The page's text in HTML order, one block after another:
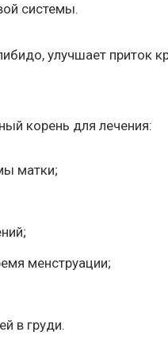
системы.
улучшает приток
корень для лечения:
матки;
менструации;
в груди.